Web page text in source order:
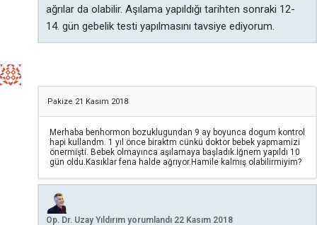
ağrılar da olabilir. Aşılama yapıldığı tarihten sonraki 12-
14. gün gebelik testi yapılmasını tavsiye ediyorum.
Pakize 21 Kasım 2018
Merhaba benhormon bozuklugundan 9 ay boyunca dogum kontrol
hapi kullandm. 1 yıl önce biraktm cünkü doktor bebek yapmamizi
önermişti. Bebek olmayınca aşılamaya başladık.İğnem yapıldı 10
gün oldu.Kasıklar fena halde ağrıyor.Hamile kalmış olabilirmiyim?
Op. Dr. Uzay Yıldırım yorumlandı 22 Kasım 2018